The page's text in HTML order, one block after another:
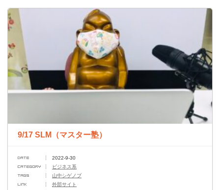
9/17 SLM（マスター塾）
2022-9-30
ビジネス系
山中シゲノブ
外部サイト